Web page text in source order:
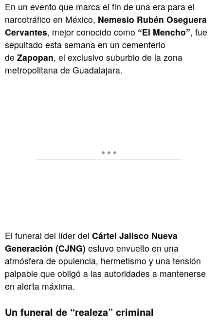
En un evento que marca el fin de una era para el
narcotráfico en México, Nemesio Rubén Oseguera
Cervantes, mejor conocido como “El Mencho”, fue
sepultado esta semana en un cementerio
de Zapopan, el exclusivo suburbio de la zona
metropolitana de Guadalajara.
El funeral del líder del Cártel Jalisco Nueva
Generación (CJNG) estuvo envuelto en una
atmósfera de opulencia, hermetismo y una tensión
palpable que obligó a las autoridades a mantenerse
en alerta máxima.
Un funeral de “realeza” criminal